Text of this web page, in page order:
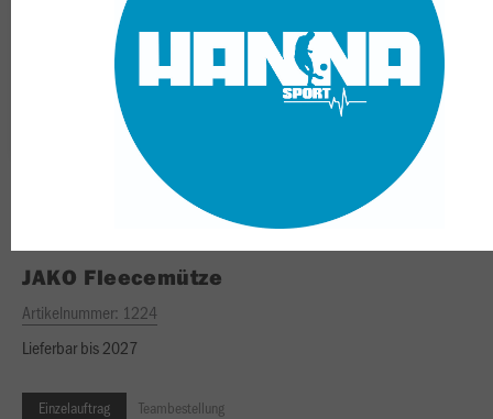
JAKO Fleecemütze
Artikelnummer: 1224
Lieferbar bis 2027
Einzelauftrag Teambestellung
Alle ablehnen
mehr Infos